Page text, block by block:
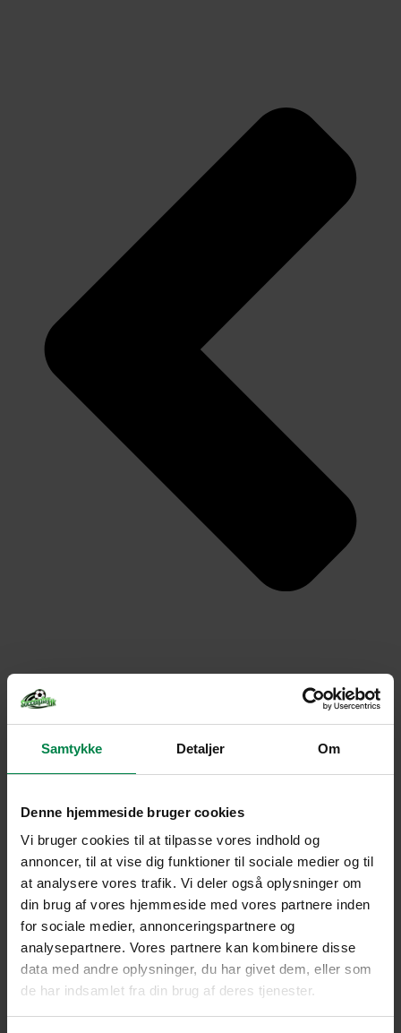
Samtykke Detaljer Om
Denne hjemmeside bruger cookies
Vi bruger cookies til at tilpasse vores indhold og
annoncer, til at vise dig funktioner til sociale medier og til
at analysere vores trafik. Vi deler også oplysninger om
din brug af vores hjemmeside med vores partnere inden
for sociale medier, annonceringspartnere og
analysepartnere. Vores partnere kan kombinere disse
data med andre oplysninger, du har givet dem, eller som
de har indsamlet fra din brug af deres tjenester.